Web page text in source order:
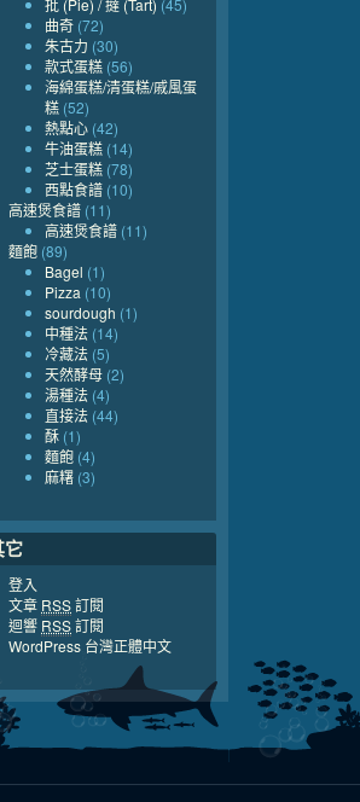
批 (Pie) / 撻 (Tart) (45)
曲奇 (72)
朱古力 (30)
款式蛋糕 (56)
海綿蛋糕/清蛋糕/戚風蛋
糕 (52)
熱點心 (42)
牛油蛋糕 (14)
芝士蛋糕 (78)
西點食譜 (10)
高速煲食譜 (11)
高速煲食譜 (11)
麵飽 (89)
Bagel (1)
Pizza (10)
sourdough (1)
中種法 (14)
冷藏法 (5)
天然酵母 (2)
湯種法 (4)
直接法 (44)
酥 (1)
麵飽 (4)
麻糬 (3)
它
登入
文章 RSS訂閱
迴響 RSS訂閱
WordPress 台灣正體中文